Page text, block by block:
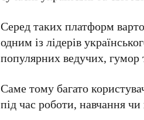
Серед таких платформ
одним із лідерів
популярних ведучих, гумор
Саме тому багато
під час роботи, навчання чи